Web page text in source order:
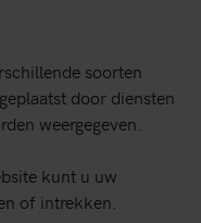
soorten
door diensten
weergegeven.
kunt u uw
of intrekken.